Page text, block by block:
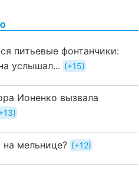
питьевые фонтанчики:
услышал...
+15
Ионенко вызвала
на мельнице? +12